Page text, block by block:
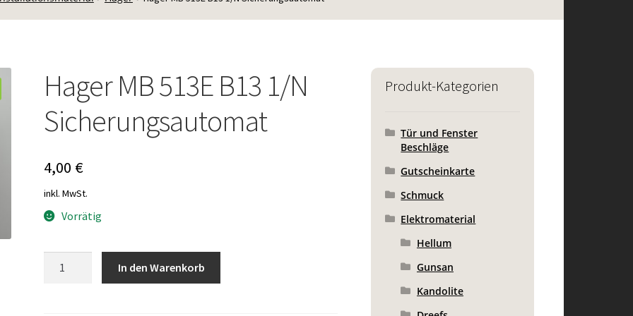
Hager MB 513E B13 1/N
Sicherungsautomat
4,00 €
inkl. MwSt.
Vorrätig
In den Warenkorb
Produkt-Kategorien
Tür und Fenster
Beschläge
Gutscheinkarte
Schmuck
Elektromaterial
Hellum
Gunsan
Kandolite